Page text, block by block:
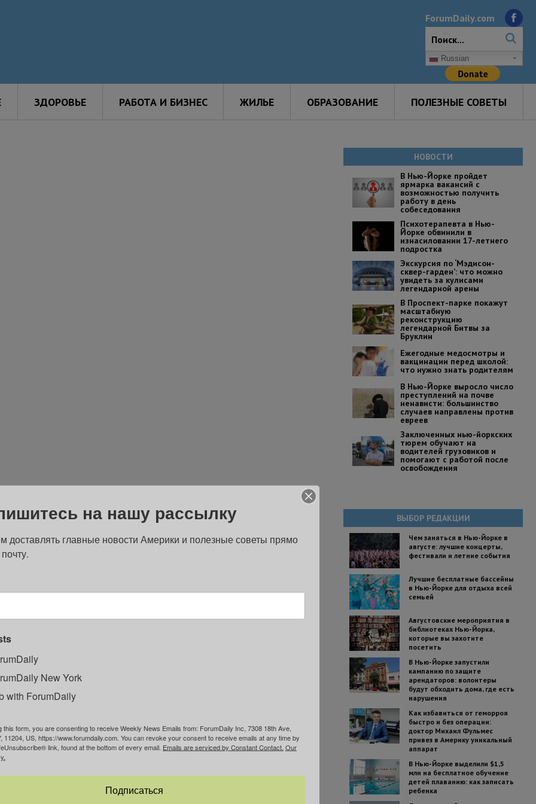
ForumDaily.com
Russian
ЗДОРОВЬЕ РАБОТА И БИЗНЕС ЖИЛЬЕ ОБРАЗОВАНИЕ ПОЛЕЗНЫЕ СОВЕТЫ
НОВОСТИ
В Нью-Йорке пройдет
ярмарка вакансий с
возможностью получить
работу в день
собеседования
Психотерапевта в Нью-
Йорке обвинили в
изнасиловании 17-летнего
подростка
Экскурсия по ‘Мэдисон-
сквер-гарден’: что можно
увидеть за кулисами
легендарной арены
В Проспект-парке покажут
масштабную
реконструкцию
легендарной Битвы за
Бруклин
Ежегодные медосмотры и
вакцинации перед школой:
что нужно знать родителям
В Нью-Йорке выросло число
преступлений на почве
ненависти: большинство
случаев направлены против
евреев
Заключенных нью-йоркских
тюрем обучают на
водителей грузовиков и
помогают с работой после
освобождения
ВЫБОР РЕДАКЦИИ
Чем заняться в Нью-Йорке в
августе: лучшие концерты,
фестивали и летние события
Лучшие бесплатные бассейны
в Нью-Йорке для отдыха всей
семьей
Августовские мероприятия в
библиотеках Нью-Йорка,
которые вы захотите
посетить
В Нью-Йорке запустили
кампанию по защите
арендаторов: волонтеры
будут обходить дома, где есть
нарушения
Как избавиться от геморроя
быстро и без операции:
доктор Михаил Фульмес
привез в Америку уникальный
аппарат
В Нью-Йорке выделили $1,5
млн на бесплатное обучение
детей плаванию: как записать
ребенка
на нашу рассылку
доставлять главные новости Америки и полезные советы прямо
New York
with ForumDaily
this form, you are consenting to receive Weekly News Emails from: ForumDaily Inc, 7308 18th Ave,
11204, US, https://www.forumdaily.com. You can revoke your consent to receive emails at any time by
link, found at the bottom of every email. Emails are serviced by Constant Contact. Our
Подписаться